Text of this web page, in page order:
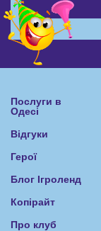
Послуги в
Одесі
Відгуки
Герої
Блог Ігроленд
Копірайт
Про клуб